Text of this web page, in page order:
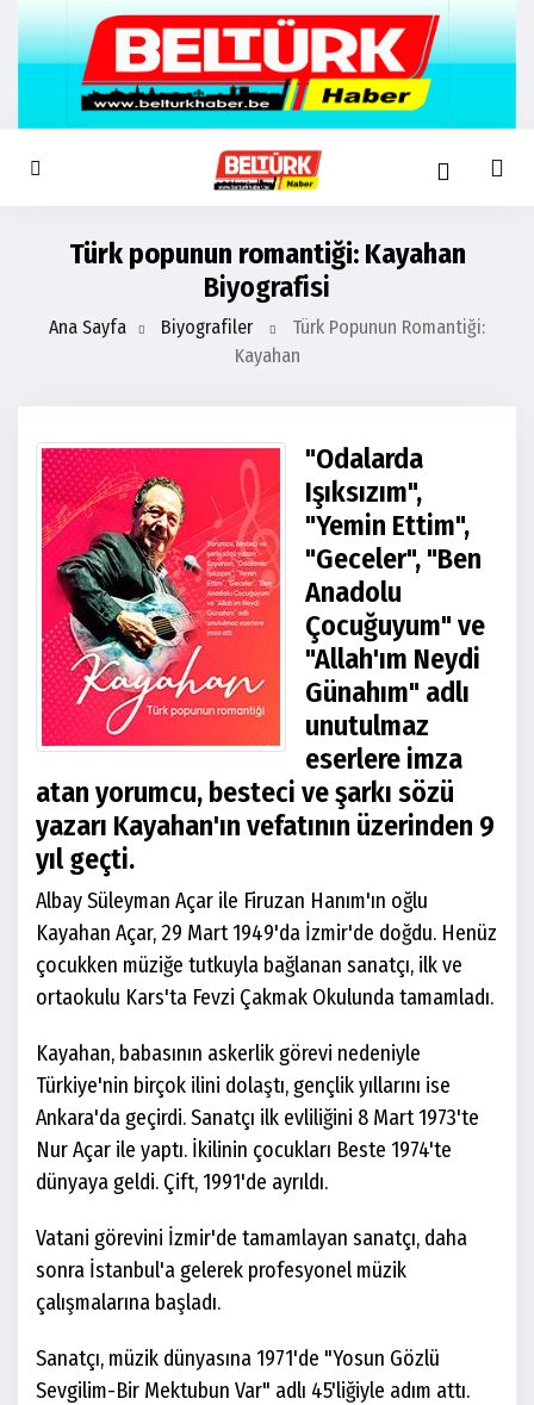
Türk popunun romantiği: Kayahan
Biyografisi
Ana Sayfa Biyografiler
Türk Popunun Romantiği:
Kayahan
"Odalarda
Işıksızım",
"Yemin Ettim",
"Geceler", "Ben
Anadolu
Çocuğuyum" ve
"Allah'ım Neydi
Günahım" adlı
unutulmaz
eserlere imza
atan yorumcu, besteci ve şarkı sözü
yazarı Kayahan'ın vefatının üzerinden 9
yıl geçti.
Albay Süleyman Açar ile Firuzan Hanım'ın oğlu
Kayahan Açar, 29 Mart 1949'da İzmir'de doğdu. Henüz
çocukken müziğe tutkuyla bağlanan sanatçı, ilk ve
ortaokulu Kars'ta Fevzi Çakmak Okulunda tamamladı.
Kayahan, babasının askerlik görevi nedeniyle
Türkiye'nin birçok ilini dolaştı, gençlik yıllarını ise
Ankara'da geçirdi. Sanatçı ilk evliliğini 8 Mart 1973'te
Nur Açar ile yaptı. İkilinin çocukları Beste 1974'te
dünyaya geldi. Çift, 1991'de ayrıldı.
Vatani görevini İzmir'de tamamlayan sanatçı, daha
sonra İstanbul'a gelerek profesyonel müzik
çalışmalarına başladı.
Sanatçı, müzik dünyasına 1971'de "Yosun Gözlü
Sevgilim-Bir Mektubun Var" adlı 45'liğiyle adım attı.